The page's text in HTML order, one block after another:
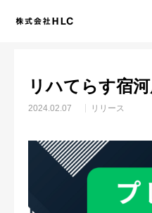
お知らせ
リハてらす宿
2024.02.07 リリース
事業説明会
フランチャイズ募集